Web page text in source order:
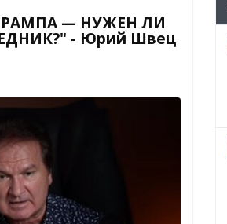
— НУЖЕН ЛИ
- Юрий Швец